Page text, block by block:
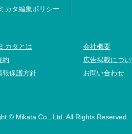
カタ編集ポリシー
カタとは
約
報保護方針
会社概要
広告掲載につい
お問い合わせ
© Mikata Co., Ltd. All Rights Reserved.